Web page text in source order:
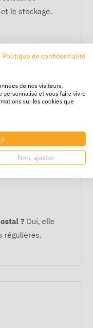
le stockage.
objets légers
entrepôt
26 cm
? Oui, elle
régulières.
Politique de confidentialité
de nos visiteurs,
et vous faire vivre
sur les cookies que
Non, ajuster